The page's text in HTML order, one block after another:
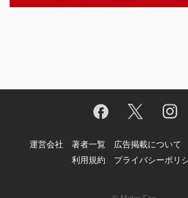
運営会社 著者一覧 広告掲載について
利用規約
プライバシーポリ